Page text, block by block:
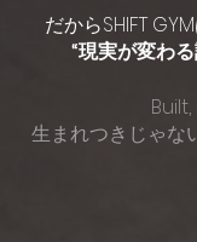
だからSHIFT
“現実が変わ
生まれつきじゃな